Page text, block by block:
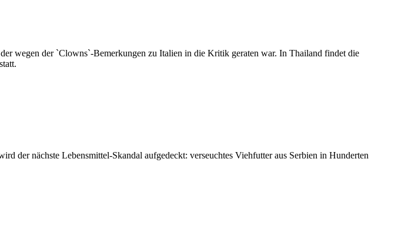
wegen der `Clowns`-Bemerkungen zu Italien in die Kritik geraten war. In Thailand findet die
der nächste Lebensmittel-Skandal aufgedeckt: verseuchtes Viehfutter aus Serbien in Hunderten